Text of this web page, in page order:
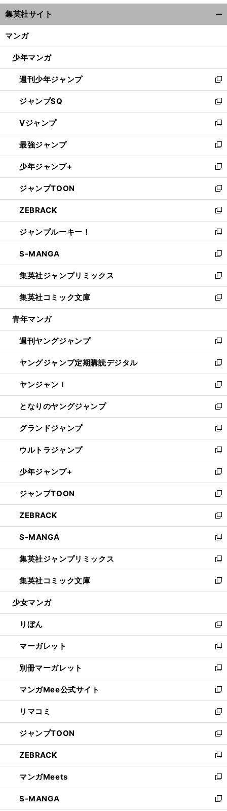
ウ
ィ
ン
ウ
開
く
集英社サイト
マンガ
少年マンガ
週刊少年ジャンプ
新
し
い
ウ
ィ
ン
ド
ウ
で
開
く
ジャンプSQ
新
し
い
ウ
ィ
ン
ド
ウ
で
開
く
Vジャンプ
新
し
い
ウ
ィ
ン
ド
ウ
で
開
く
最強ジャンプ
新
し
い
ウ
ィ
ン
ド
ウ
で
開
く
少年ジャンプ+
新
し
い
ウ
ィ
ン
ド
ウ
で
開
く
ジャンプTOON
新
し
い
ウ
ィ
ン
ド
ウ
で
開
く
ZEBRACK
新
し
い
ウ
ィ
ン
ド
ウ
で
開
ジャンプルーキー！
新
し
い
ウ
ィ
ン
ド
ウ
開
く
S-MANGA
新
し
い
ウ
ィ
ン
ウ
で
開
く
集英社ジャンプリミックス
新
し
い
ウ
ン
ド
ウ
で
開
く
集英社コミック文庫
新
し
ウ
ィ
ン
ド
ウ
で
開
く
青年マンガ
週刊ヤングジャンプ
新
し
い
ウ
ィ
ン
ド
ウ
で
開
く
ヤングジャンプ定期購読デジタル
新
し
い
ウ
ィ
ン
ド
ウ
で
開
く
ヤンジャン！
新
し
い
ウ
ィ
ン
ド
ウ
で
開
く
となりのヤングジャンプ
新
し
い
ウ
ィ
ン
ド
ウ
で
開
く
グランドジャンプ
新
し
い
ウ
ィ
ン
ド
ウ
で
開
く
ウルトラジャンプ
新
し
い
ウ
ィ
ン
ド
ウ
で
開
く
少年ジャンプ+
新
し
い
ウ
ィ
ン
ド
ウ
で
開
く
ジャンプTOON
新
し
い
ウ
ィ
ン
ド
ウ
で
開
ZEBRACK
新
し
い
ウ
ィ
ン
ド
ウ
開
く
S-MANGA
新
し
い
ウ
ィ
ン
ウ
で
開
く
集英社ジャンプリミックス
新
し
い
ウ
ン
ド
ウ
で
開
く
集英社コミック文庫
新
し
ウ
ィ
ン
ド
ウ
で
開
く
少女マンガ
りぼん
新
し
い
ウ
ィ
ン
ド
ウ
で
開
く
マーガレット
新
し
い
ウ
ィ
ン
ド
ウ
で
開
く
別冊マーガレット
新
し
い
ウ
ィ
ン
ド
ウ
で
開
く
マンガMee公式サイト
新
し
い
ウ
ィ
ン
ド
ウ
で
開
く
リマコミ
新
し
い
ウ
ィ
ン
ド
ウ
で
ジャンプTOON
新
し
い
ウ
ィ
ン
ド
ZEBRACK
新
し
い
ウ
ィ
マンガMeets
新
し
い
S-MANGA
新